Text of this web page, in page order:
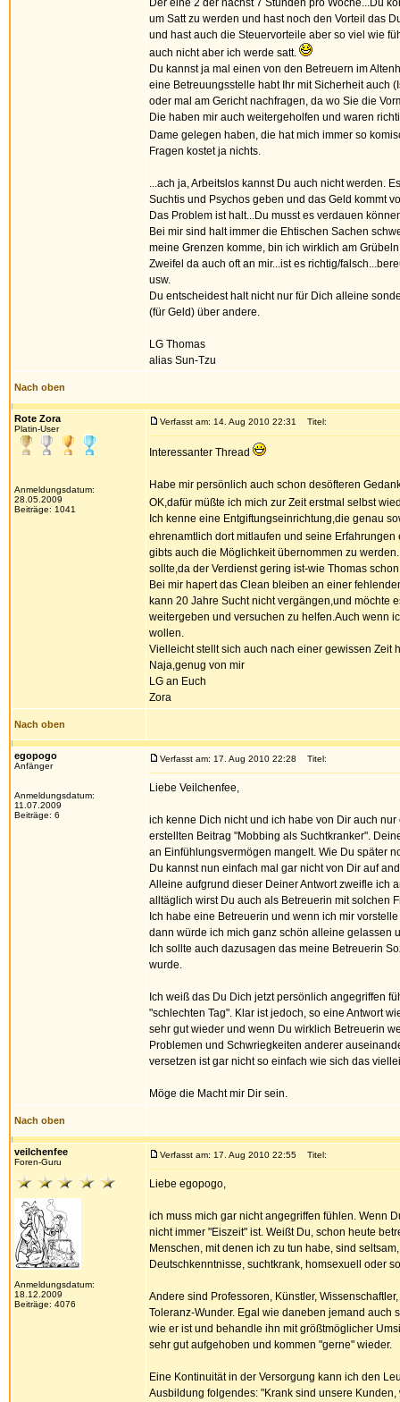
Der eine 2 der nächst 7 Stunden pro Woche...Du
um Satt zu werden und hast noch den Vorteil das
und hast auch die Steuervorteile aber so viel wie
auch nicht aber ich werde satt.
Du kannst ja mal einen von den Betreuern im
eine Betreuungsstelle habt Ihr mit Sicherheit auch
oder mal am Gericht nachfragen, da wo Sie die
Die haben mir auch weitergeholfen und waren
Dame gelegen haben, die hat mich immer so
Fragen kostet ja nichts.
...ach ja, Arbeitslos kannst Du auch nicht werden.
Suchtis und Psychos geben und das Geld kommt
Das Problem ist halt...Du musst es verdauen
Bei mir sind halt immer die Ehtischen Sachen
meine Grenzen komme, bin ich wirklich am
Zweifel da auch oft an mir...ist es richtig/
usw.
Du entscheidest halt nicht nur für Dich alleine
(für Geld) über andere.
LG Thomas
alias Sun-Tzu
Nach oben
Rote Zora
Platin-User
Anmeldungsdatum:
28.05.2009
Beiträge: 1041
Verfasst am: 14. Aug 2010 22:31 Titel:
Interessanter Thread
Habe mir persönlich auch schon desöfteren
OK,dafür müßte ich mich zur Zeit erstmal selbst
Ich kenne eine Entgiftungseinrichtung,die genau
ehrenamtlich dort mitlaufen und seine
gibts auch die Möglichkeit übernommen zu
sollte,da der Verdienst gering ist-wie Thomas
Bei mir hapert das Clean bleiben an einer
kann 20 Jahre Sucht nicht vergängen,und möchte
weitergeben und versuchen zu helfen.Auch wenn
wollen.
Vielleicht stellt sich auch nach einer gewissen Zeit
Naja,genug von mir
LG an Euch
Zora
Nach oben
egopogo
Anfänger
Anmeldungsdatum:
11.07.2009
Beiträge: 6
Verfasst am: 17. Aug 2010 22:28 Titel:
Liebe Veilchenfee,
ich kenne Dich nicht und ich habe von Dir auch
erstellten Beitrag "Mobbing als Suchtkranker".
an Einfühlungsvermögen mangelt. Wie Du später
Du kannst nun einfach mal gar nicht von Dir auf
Alleine aufgrund dieser Deiner Antwort zweifle ich
alltäglich wirst Du auch als Betreuerin mit solchen
Ich habe eine Betreuerin und wenn ich mir
dann würde ich mich ganz schön alleine gelassen
Ich sollte auch dazusagen das meine Betreuerin
wurde.
Ich weiß das Du Dich jetzt persönlich angegriffen
"schlechten Tag". Klar ist jedoch, so eine Antwort
sehr gut wieder und wenn Du wirklich Betreuerin
Problemen und Schwriegkeiten anderer
versetzen ist gar nicht so einfach wie sich das
Möge die Macht mir Dir sein.
Nach oben
veilchenfee
Foren-Guru
Anmeldungsdatum:
18.12.2009
Beiträge: 4076
Verfasst am: 17. Aug 2010 22:55 Titel:
Liebe egopogo,
ich muss mich gar nicht angegriffen fühlen. Wenn
nicht immer "Eiszeit" ist. Weißt Du, schon heute
Menschen, mit denen ich zu tun habe, sind
Deutschkenntnisse, suchtkrank, homsexuell oder
Andere sind Professoren, Künstler,
Toleranz-Wunder. Egal wie daneben jemand
wie er ist und behandle ihn mit größtmöglicher
sehr gut aufgehoben und kommen "gerne" wieder.
Eine Kontinuität in der Versorgung kann ich den
Ausbildung folgendes: "Krank sind unsere